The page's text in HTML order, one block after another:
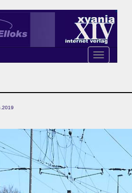
Toggle
navigation